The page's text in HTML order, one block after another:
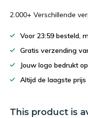
2.000+ Verschillende
Voor 23:59 besteld,
Gratis verzending
Jouw logo bedrukt
Altijd de laagste prijs
This product is